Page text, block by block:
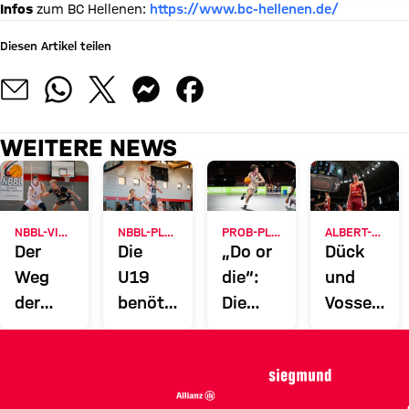
Infos zum BC Hellenen: https://www.bc-hellenen.de/
Diesen Artikel teilen
WEITERE NEWS
Der
Weg
der
FCBB-
Die
U19
benötigt
Dienstag
„Do or
die“:
Die
jungen
wollen
ALBERT-SCHWEITZER-TURNIER
Dück
und
Vossenberg
für die
U18